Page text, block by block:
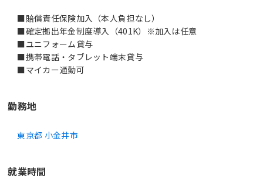
■賠償責任保険加入（本人負担なし）
■確定拠出年金制度導入（401K）※加入は任意
■ユニフォーム貸与
■携帯電話・タブレット端末貸与
■マイカー通勤可
勤務地
東京都 小金井市
就業時間